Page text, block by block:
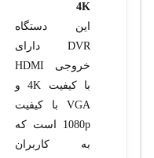
4K
این دستگاه
DVR دارای
خروجی HDMI
با کیفیت 4K و
VGA با کیفیت
1080p است که
به کاربران